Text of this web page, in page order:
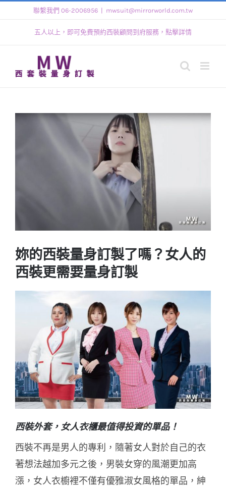
聯繫我們 06-2006956 mwsuit@mirrorworld.com.tw
五人以上，即可免費預約西裝顧問到府服務，點擊詳情
View
妳的西裝量身訂製了嗎？女人的
西裝更需要量身訂製
西裝外套，女人衣櫃最值得投資的單品！
西裝不再是男人的專利，隨著女人對於自己的衣
著想法越加多元之後，男裝女穿的風潮更加高
漲，女人衣櫥裡不僅有優雅淑女風格的單品，紳